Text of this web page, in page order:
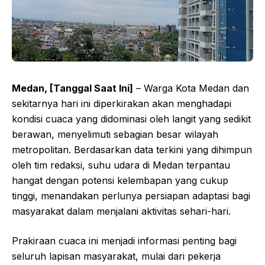
Medan, [Tanggal Saat Ini] – Warga Kota Medan dan
sekitarnya hari ini diperkirakan akan menghadapi
kondisi cuaca yang didominasi oleh langit yang sedikit
berawan, menyelimuti sebagian besar wilayah
metropolitan. Berdasarkan data terkini yang dihimpun
oleh tim redaksi, suhu udara di Medan terpantau
hangat dengan potensi kelembapan yang cukup
tinggi, menandakan perlunya persiapan adaptasi bagi
masyarakat dalam menjalani aktivitas sehari-hari.
Prakiraan cuaca ini menjadi informasi penting bagi
seluruh lapisan masyarakat, mulai dari pekerja